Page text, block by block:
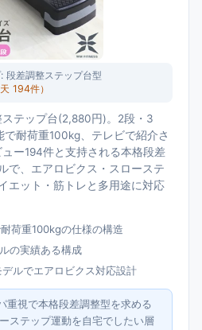
段差調整ステップ台型
194件）
テップ台(2,880円)。2段・3
耐荷重100kg、テレビで紹介さ
ー194件と支持される本格段差
で、エアロビクス・スローステ
エット・筋トレと多用途に対応
荷重100kgの仕様の構造
の実績ある構成
ルでエアロビクス対応設計
重視で本格段差調整型を求める
ステップ運動を自宅でしたい層